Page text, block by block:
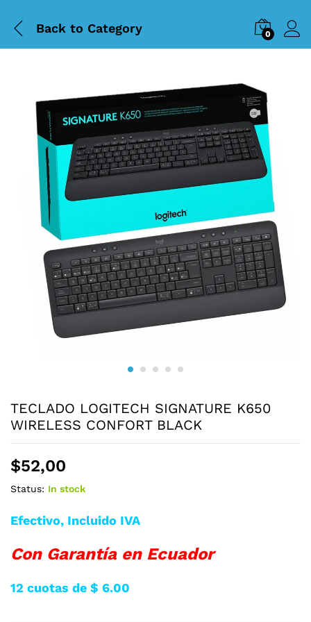
Back to Category 0
TECLADO LOGITECH SIGNATURE K650
WIRELESS CONFORT BLACK
$52,00
Status: In stock
Efectivo, Incluido IVA
Con Garantía en Ecuador
12 cuotas de $ 6.00